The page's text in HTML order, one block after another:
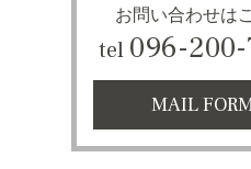
お問い合わせは
tel 096-
MAIL